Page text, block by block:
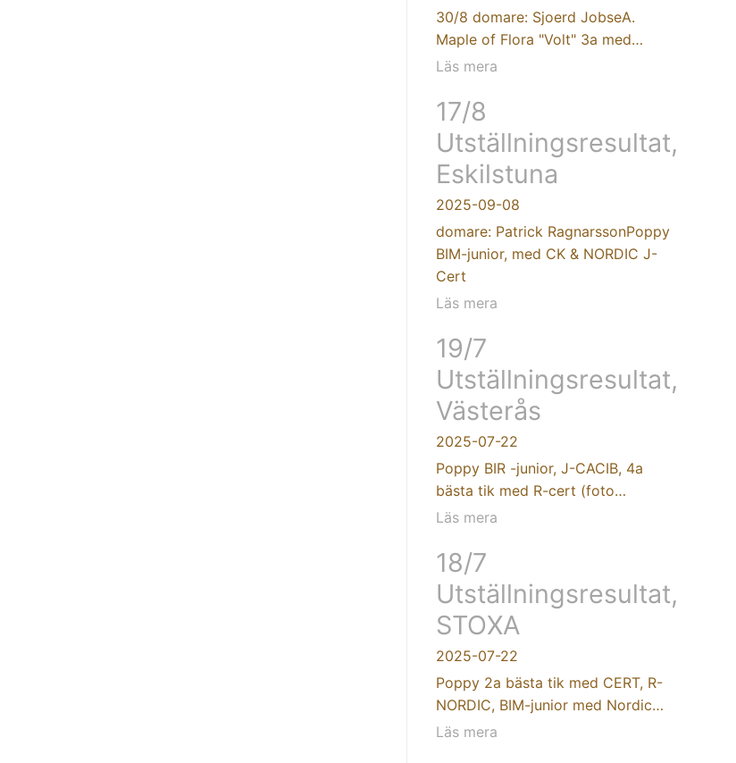
30/8 domare: Sjoerd JobseA.
Maple of Flora "Volt" 3a med…
Läs mera
17/8
Utställningsresultat,
Eskilstuna
2025-09-08
domare: Patrick RagnarssonPoppy
BIM-junior, med CK & NORDIC J-
Cert
Läs mera
19/7
Utställningsresultat,
Västerås
2025-07-22
Poppy BIR -junior, J-CACIB, 4a
bästa tik med R-cert (foto…
Läs mera
18/7
Utställningsresultat,
STOXA
2025-07-22
Poppy 2a bästa tik med CERT, R-
NORDIC, BIM-junior med Nordic…
Läs mera